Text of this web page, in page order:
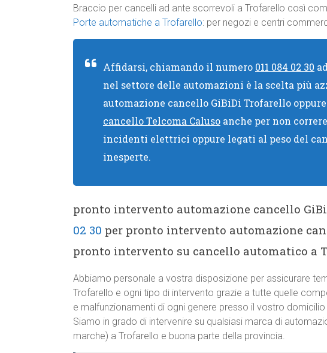
Braccio per cancelli ad ante scorrevoli a Trofarello così
Porte automatiche a Trofarello: per negozi e centri
Affidarsi, chiamando il numero 011 084 02 30
nel settore delle automazioni è la scelta più
automazione cancello GiBiDi Trofarello oppure
cancello Telcoma Caluso anche per non
incidenti elettrici oppure legati al peso del
inesperte.
pronto intervento automazione cancello
02 30 per pronto intervento automazione
pronto intervento su cancello automatico a
Abbiamo personale a vostra disposizione per assicurare
Trofarello e ogni tipo di intervento grazie a tutte quelle
e malfunzionamenti di ogni genere presso il vostro
Siamo in grado di intervenire su qualsiasi marca di
marche) a Trofarello e buona parte della provincia.